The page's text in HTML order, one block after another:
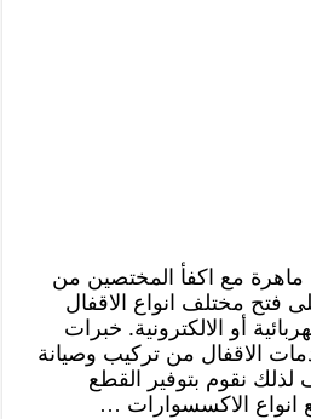
ماهرة مع اكفأ المختصين من
فتح مختلف انواع الاقفال
أو الالكترونية. خبرات
الاقفال من تركيب وصيانة
نقوم بتوفير القطع
انواع الاكسسوارات …